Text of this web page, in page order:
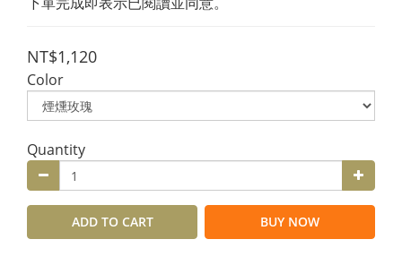
NT$1,120
Color
Quantity
ADD TO CART BUY NOW